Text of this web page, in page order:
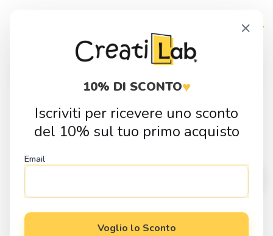
Home Fai da Te Sagome in Legno
Mezzi di Trasporto
Sagoma in legno Camion
×
10% DI SCONTO♥
Iscriviti per ricevere uno sconto
del 10% sul tuo primo acquisto
Email
Voglio lo Sconto